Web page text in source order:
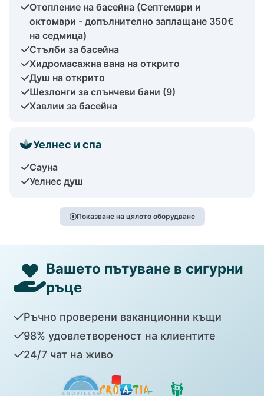
Отопление на басейна (Септември и
октомври - допълнително заплащане 350€
на седмица)
Стълби за басейна
Хидромасажна вана на открито
Душ на открито
Шезлонги за слънчеви бани (9)
Хавлии за басейна
Уелнес и спа
Сауна
Уелнес душ
Показване на цялото оборудване
Вашето пътуване в сигурни
ръце
Ръчно проверени ваканционни къщи
98% удовлетвореност на клиентите
24/7 чат на живо